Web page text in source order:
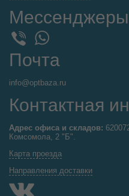
Мессенджеры
WhatsApp
Почта
info@optbaza.ru
Контактная
Адрес офиса и складов:
Комсомола, 2 "Б".
Карта проезда
Направления доставки